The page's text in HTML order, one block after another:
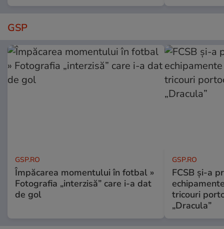
GSP
GSP.RO
Împăcarea momentului în fotbal »
Fotografia „interzisă” care i-a dat
de gol
GSP.RO
FCSB și-a
tricouri
„Dracula”